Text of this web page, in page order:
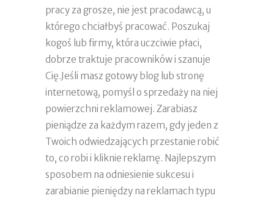
pracy za grosze, nie jest pracodawcą, u
którego chciałbyś pracować. Poszukaj
kogoś lub firmy, która uczciwie płaci,
dobrze traktuje pracowników i szanuje
Cię.Jeśli masz gotowy blog lub stronę
internetową, pomyśl o sprzedaży na niej
powierzchni reklamowej. Zarabiasz
pieniądze za każdym razem, gdy jeden z
Twoich odwiedzających przestanie robić
to, co robi i kliknie reklamę. Najlepszym
sposobem na odniesienie sukcesu i
zarabianie pieniędzy na reklamach typu